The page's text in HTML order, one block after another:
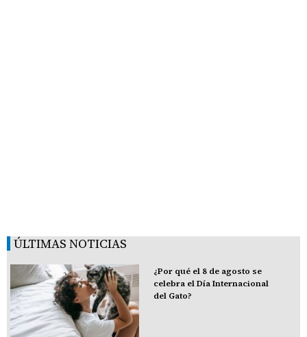
ÚLTIMAS NOTICIAS
¿Por qué el 8 de agosto se
celebra el Día Internacional
del Gato?